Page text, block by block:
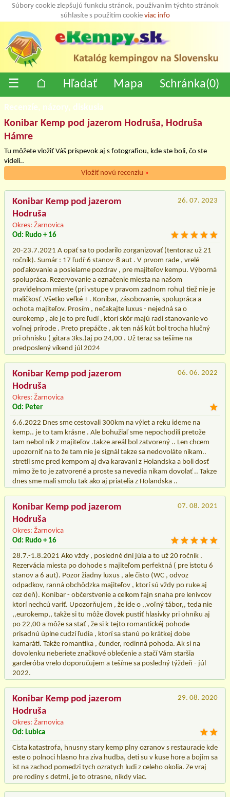
Súbory cookie zlepšujú funkciu stránok, používaním týchto stránok
súhlasíte s použitím cookie viac info
☰ ⌂ Hľadať Mapa Schránka(0)
Recenzíe, názory, diskusia
Konibar Kemp pod jazerom Hodruša, Hodruša
Hámre
Tu môžete vložiť Váš príspevok aj s fotografiou, kde ste boli, čo ste
videli..
Vložiť novú recenziu »
Konibar Kemp pod jazerom
Hodruša
Okres: Žarnovica
26. 07. 2023
Od: Rudo + 16
20-23.7.2021 A opäť sa to podarilo zorganizovať (tentoraz už 21
ročník). Sumár : 17 ľudí-6 stanov-8 aut . V prvom rade , vrelé
poďakovanie a posielame pozdrav , pre majiteľov kempu. Výborná
spolupráca. Rezervovanie a označenie miesta na našom
pravidelnom mieste (pri vstupe v pravom zadnom rohu) tiež nie je
maličkosť .Všetko veľké + . Konibar, zásobovanie, spolupráca a
ochota majiteľov. Prosím , nečakajte luxus - nejedná sa o
eurokemp , ale je to pre ľudí , ktorí skôr majú radi stanovanie vo
voľnej prírode . Preto prepáčte , ak ten náš kút bol trocha hlučný
pri ohnisku ( gitara 3ks.)aj po 24,00 . Už teraz sa tešíme na
predposlený víkend júl 2024
Konibar Kemp pod jazerom
Hodruša
Okres: Žarnovica
06. 06. 2022
Od: Peter
6.6.2022 Dnes sme cestovali 300km na výlet a reku ideme na
kemp.. je to tam krásne . Ale bohužiaľ sme nepochodili pretože
tam nebol nik z majiteľov .takze areál bol zatvorený .. Len chcem
upozorniť na to že tam nie je signál takze sa nedovoláte nikam..
stretli sme pred kempom aj dva karavani z Holandska a boli dosť
mimo že to je zatvorené a proste sa nevedia nikam dovolať .. Takze
dnes sme mali smolu tak ako aj priatelia z Holandska ..
Konibar Kemp pod jazerom
Hodruša
Okres: Žarnovica
07. 08. 2021
Od: Rudo + 16
28.7.-1.8.2021 Ako vždy , posledné dni júla a to už 20 ročník .
Rezervácia miesta po dohode s majiteľom perfektná ( pre istotu 6
stanov a 6 aut). Pozor žiadny luxus , ale čisto (WC , odvoz
odpadkov, ranná obchôdzka majiteľov , ktorí sú vždy po ruke aj
cez deň). Konibar - občerstvenie a celkom fajn snaha pre lenivcov
ktorí nechcú variť. Upozorňujem , že ide o ,,voľný tábor,, teda nie
,,eurokemp,, takže si tu môže človek pustiť hlasivky pri ohníku aj
po 22,00 a môže sa stať , že si k tejto romantickéj pohode
prisadnú úplne cudzí ľudia , ktorí sa stanú po krátkej dobe
kamaráti. Takže romantika , čunder, rodinná pohoda. Ak si na
dovolenku neberiete značkové oblečenie a stačí Vám staršia
garderóba vrelo doporučujem a tešíme sa posledný týždeň - júl
2022.
Konibar Kemp pod jazerom
Hodruša
Okres: Žarnovica
29. 08. 2020
Od: Lubica
Cista katastrofa, hnusny stary kemp plny ozranov s restauracie kde
este o polnoci hlasno hra ziva hudba, deti su v kuse hore a bojim sa
ist na zachod pomedzi tych ozratych ludi z celeho okolia. Ze vraj
pre rodiny s detmi, je to otrasne, nikdy viac.